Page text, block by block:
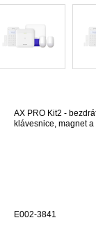
AX PRO Kit2 -
klávesnice, magnet
E002-3841